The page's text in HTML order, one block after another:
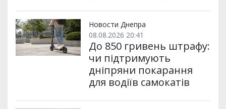
Новости Днепра
08.08.2026 20:41
До 850 гривень штрафу:
чи підтримують
дніпряни покарання
для водіїв самокатів